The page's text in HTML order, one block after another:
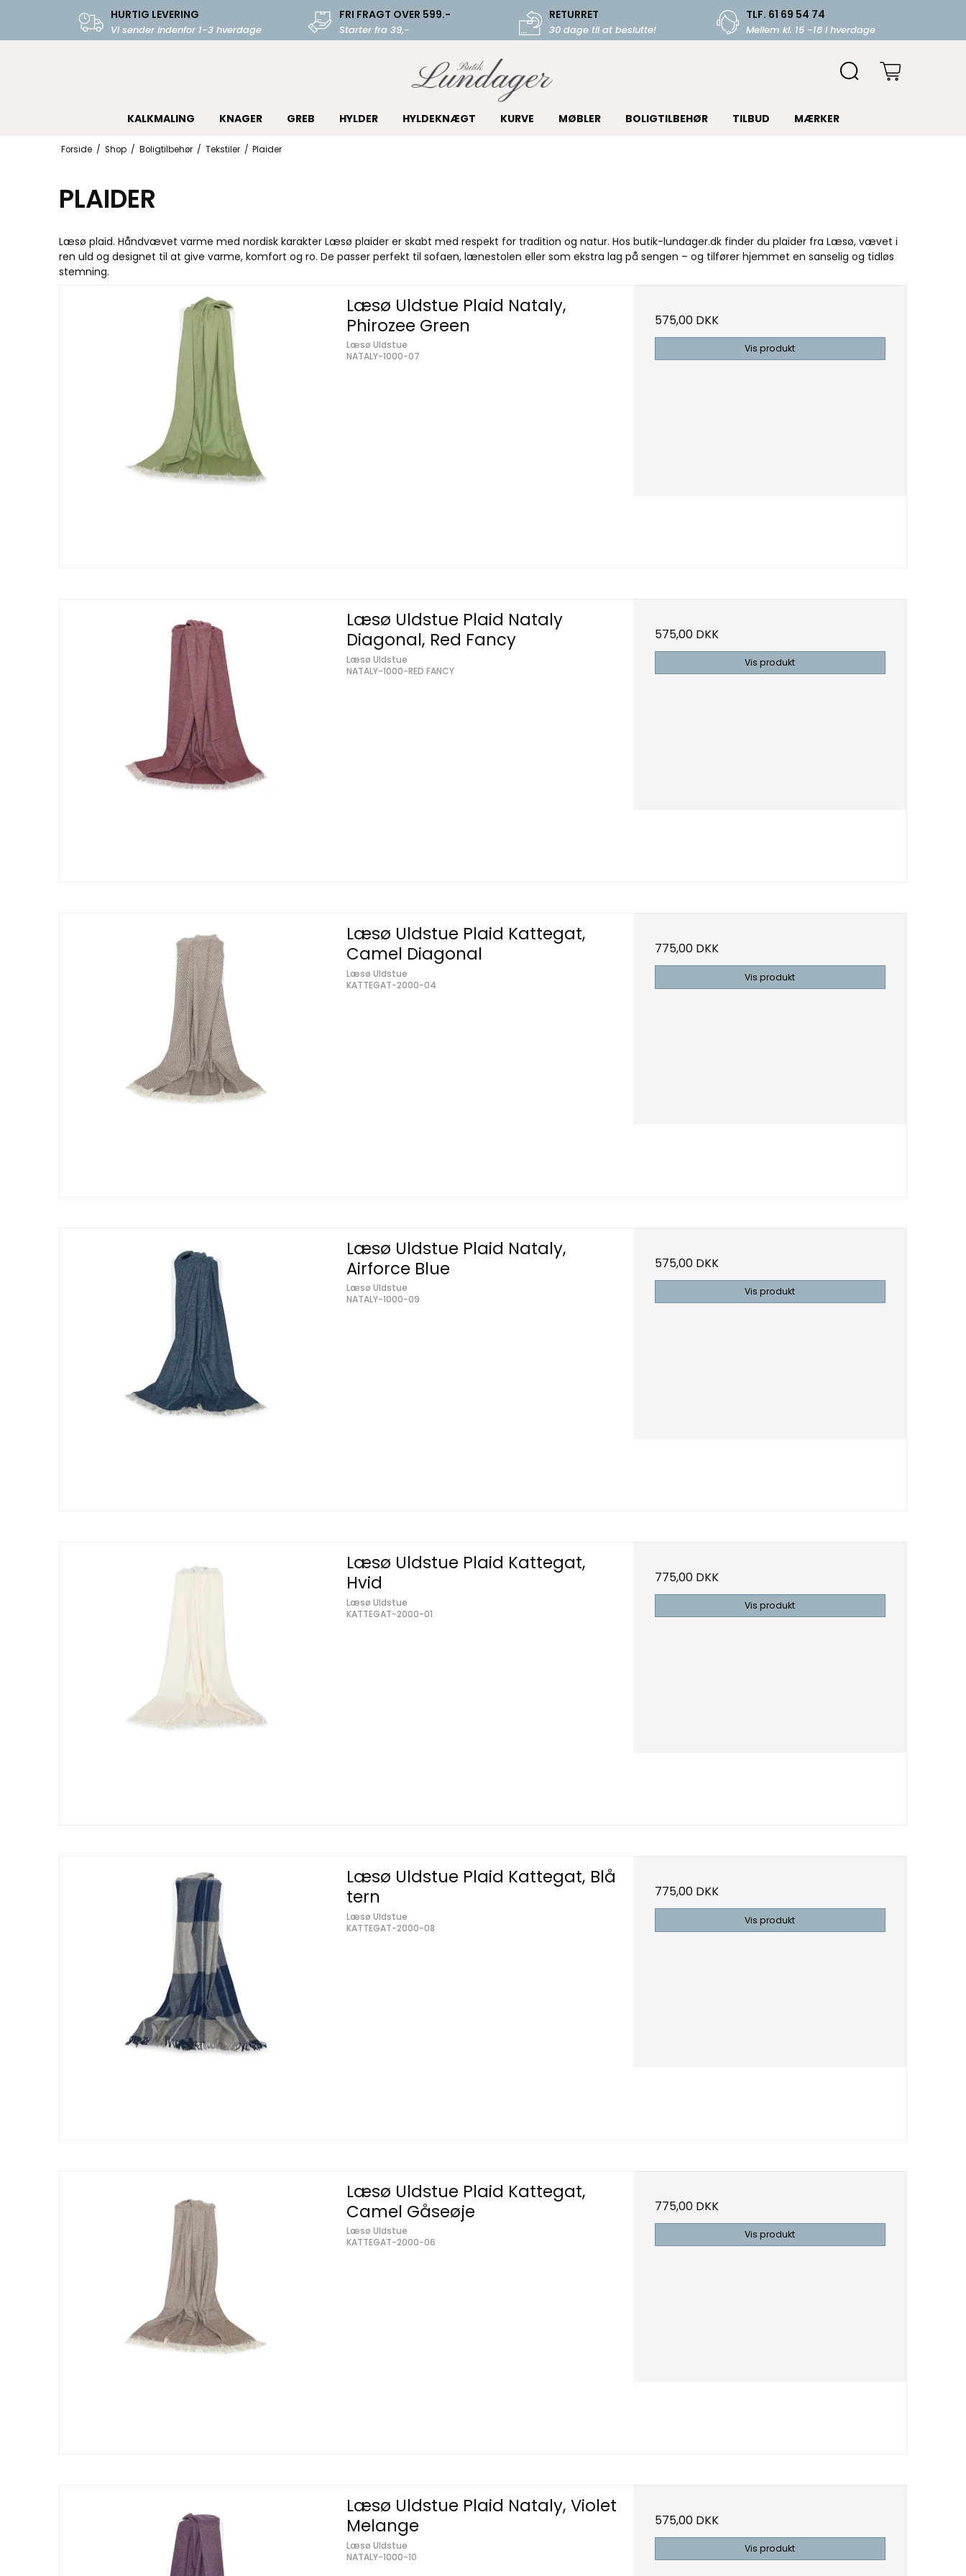
HURTIG LEVERING
Vi sender indenfor 1-3 hverdage
FRI FRAGT OVER 599.-
Starter fra 39,-
RETURRET
30 dage til at beslutte!
TLF. 61 69 54 74
Mellem kl. 15 -18 i hverdage
KALKMALING KNAGER GREB HYLDER HYLDEKNÆGT KURVE MØBLER BOLIGTILBEHØR TILBUD MÆRKER
Forside / Shop / Boligtilbehør / Tekstiler / Plaider
PLAIDER
Læsø plaid. Håndvævet varme med nordisk karakter Læsø plaider er skabt med respekt for tradition og natur. Hos butik-lundager.dk finder du plaider fra Læsø, vævet i
ren uld og designet til at give varme, komfort og ro. De passer perfekt til sofaen, lænestolen eller som ekstra lag på sengen – og tilfører hjemmet en sanselig og tidløs
stemning.
Læsø Uldstue Plaid Nataly,
Phirozee Green
Læsø Uldstue
NATALY-1000-07
575,00 DKK
Vis produkt
Læsø Uldstue Plaid Nataly
Diagonal, Red Fancy
Læsø Uldstue
NATALY-1000-RED FANCY
575,00 DKK
Vis produkt
Læsø Uldstue Plaid Kattegat,
Camel Diagonal
Læsø Uldstue
KATTEGAT-2000-04
775,00 DKK
Vis produkt
Læsø Uldstue Plaid Nataly,
Airforce Blue
Læsø Uldstue
NATALY-1000-09
575,00 DKK
Vis produkt
Læsø Uldstue Plaid Kattegat,
Hvid
Læsø Uldstue
KATTEGAT-2000-01
775,00 DKK
Vis produkt
Læsø Uldstue Plaid Kattegat, Blå
tern
Læsø Uldstue
KATTEGAT-2000-08
775,00 DKK
Vis produkt
Læsø Uldstue Plaid Kattegat,
Camel Gåseøje
Læsø Uldstue
KATTEGAT-2000-06
775,00 DKK
Vis produkt
Læsø Uldstue Plaid Nataly, Violet
Melange
Læsø Uldstue
NATALY-1000-10
575,00 DKK
Vis produkt